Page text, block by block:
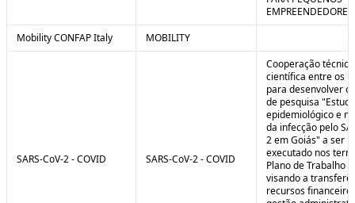
Mobility CONFAP Italy
MOBILITY
SARS-CoV-2 - COVID SARS-CoV-2 - COVID
Cooperação
científica entre os
para desenvolver o
de pesquisa "Estudo
epidemiológico e
da infecção pelo
2 em Goiás" a ser
executado nos
Plano de Trabalho
visando a
recursos